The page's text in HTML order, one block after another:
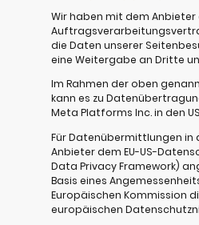
Wir haben mit dem Anbieter
die Daten unserer
eine Weitergabe an Dritte
Im Rahmen der oben
kann es zu
Meta Platforms Inc. in den
Für Datenübermittlungen in
Anbieter dem EU-US-
Data Privacy Framework)
Basis eines
Europäischen Kommission
europäischen